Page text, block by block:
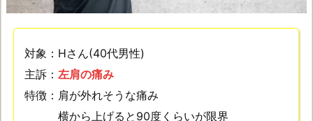
対象：Hさん(40代男性)
主訴： 左肩の痛み
特徴：肩が外れそうな痛み
横から上げると90度くらいが限界